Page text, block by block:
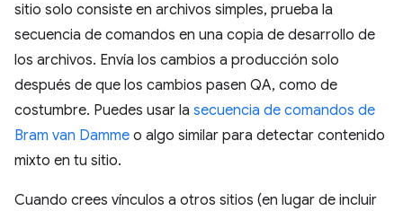
sitio solo consiste en archivos simples, prueba la
secuencia de comandos en una copia de desarrollo de
los archivos. Envía los cambios a producción solo
después de que los cambios pasen QA, como de
costumbre. Puedes usar la secuencia de comandos de
Bram van Damme o algo similar para detectar contenido
mixto en tu sitio.
Cuando crees vínculos a otros sitios (en lugar de incluir